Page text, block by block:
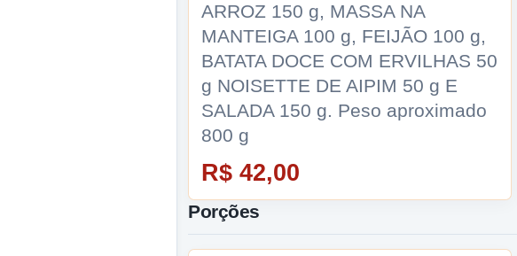
ARROZ 150 g, MASSA NA
MANTEIGA 100 g, FEIJÃO 100 g,
BATATA DOCE COM ERVILHAS 50
g NOISETTE DE AIPIM 50 g E
SALADA 150 g. Peso aproximado
800 g
R$ 42,00
Porções